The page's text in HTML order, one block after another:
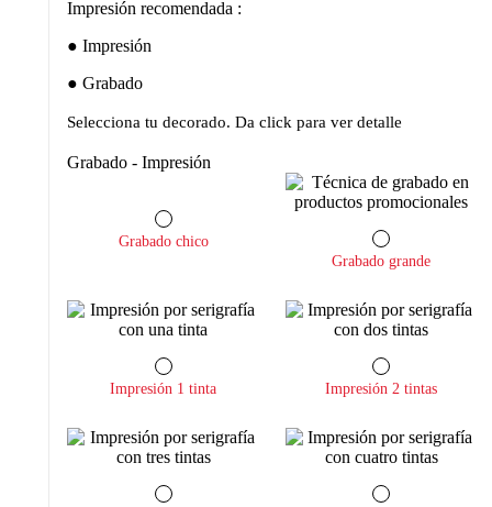
Impresión recomendada :
Impresión
Grabado
Selecciona tu decorado. Da click para ver detalle
Grabado - Impresión
Grabado chico
Grabado grande
Impresión 1 tinta Impresión 2 tintas